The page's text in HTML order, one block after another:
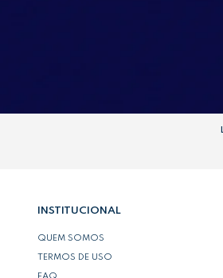
INSTITUCIONAL
QUEM SOMOS
TERMOS DE USO